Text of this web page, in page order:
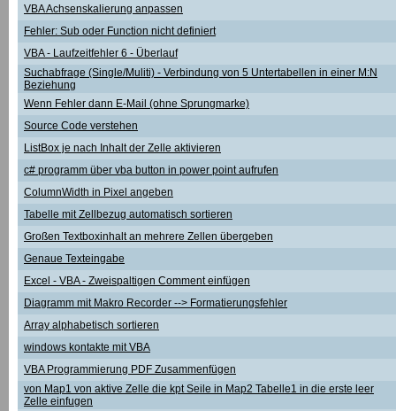
VBA Achsenskalierung anpassen
Fehler: Sub oder Function nicht definiert
VBA - Laufzeitfehler 6 - Überlauf
Suchabfrage (Single/Muliti) - Verbindung von 5 Untertabellen in einer M:N
Beziehung
Wenn Fehler dann E-Mail (ohne Sprungmarke)
Source Code verstehen
ListBox je nach Inhalt der Zelle aktivieren
c# programm über vba button in power point aufrufen
ColumnWidth in Pixel angeben
Tabelle mit Zellbezug automatisch sortieren
Großen Textboxinhalt an mehrere Zellen übergeben
Genaue Texteingabe
Excel - VBA - Zweispaltigen Comment einfügen
Diagramm mit Makro Recorder --> Formatierungsfehler
Array alphabetisch sortieren
windows kontakte mit VBA
VBA Programmierung PDF Zusammenfügen
von Map1 von aktive Zelle die kpt Seile in Map2 Tabelle1 in die erste leer
Zelle einfugen